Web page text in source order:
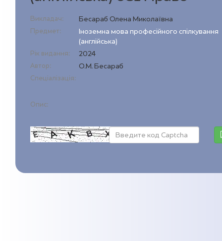
Викладач: Бесараб Олена Миколаївна
Предмет:
Іноземна мова професійного спілкування
(англійська)
Рік видання: 2024
Автор: О.М. Бесараб
Спеціалізація:
Опис: